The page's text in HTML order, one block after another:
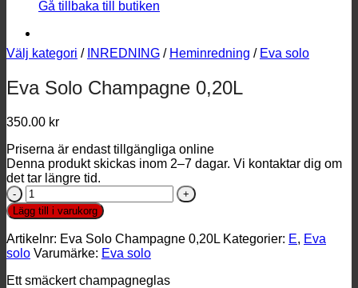
Gå tillbaka till butiken
Välj kategori / INREDNING / Heminredning / Eva solo
Eva Solo Champagne 0,20L
350.00 kr
Priserna är endast tillgängliga online
Denna produkt skickas inom 2–7 dagar. Vi kontaktar dig om
det tar längre tid.
Eva
Solo
Champagne
0,20L
mängd
Lägg till i varukorg
Artikelnr: Eva Solo Champagne 0,20L Kategorier: E, Eva
solo Varumärke: Eva solo
Ett smäckert champagneglas